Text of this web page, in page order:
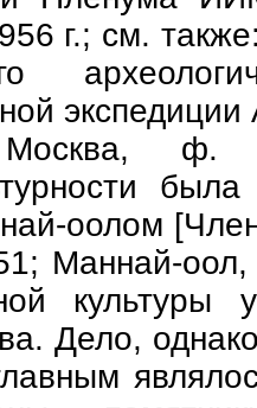
г.; см.
ф.
оолом
Маннай-
культуры
Дело,